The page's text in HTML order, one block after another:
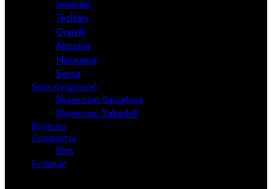
Laminam
Techlam
Granith
Altissima
Naturamia
Sensa
Sales d'exposició
Showroom Barcelona
Showroom Sabadell
Projectes
Companyia
Bloc
Contacte